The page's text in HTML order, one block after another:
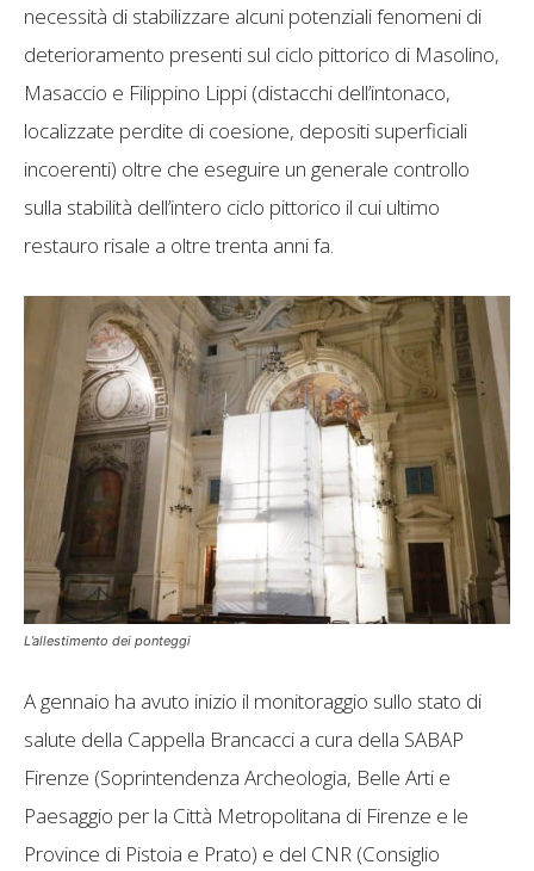
necessità di stabilizzare alcuni potenziali fenomeni di
deterioramento presenti sul ciclo pittorico di Masolino,
Masaccio e Filippino Lippi (distacchi dell’intonaco,
localizzate perdite di coesione, depositi superficiali
incoerenti) oltre che eseguire un generale controllo
sulla stabilità dell’intero ciclo pittorico il cui ultimo
restauro risale a oltre trenta anni fa.
L’allestimento dei ponteggi
A gennaio ha avuto inizio il monitoraggio sullo stato di
salute della Cappella Brancacci a cura della SABAP
Firenze (Soprintendenza Archeologia, Belle Arti e
Paesaggio per la Città Metropolitana di Firenze e le
Province di Pistoia e Prato) e del CNR (Consiglio